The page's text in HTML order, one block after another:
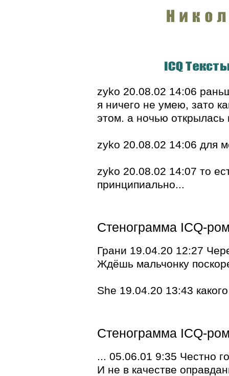
zyko 20.08.02 14:06
я ничего не умею, зато
этом. а ночью открылась
zyko 20.08.02 14:06 для
zyko 20.08.02 14:07 то
принципиально...
Стенограмма ICQ-
Грани 19.04.20 12:27
Ждёшь мальчонку
She 19.04.20 13:43
Стенограмма ICQ-
... 05.06.01 9:35 Честно
И не в качестве